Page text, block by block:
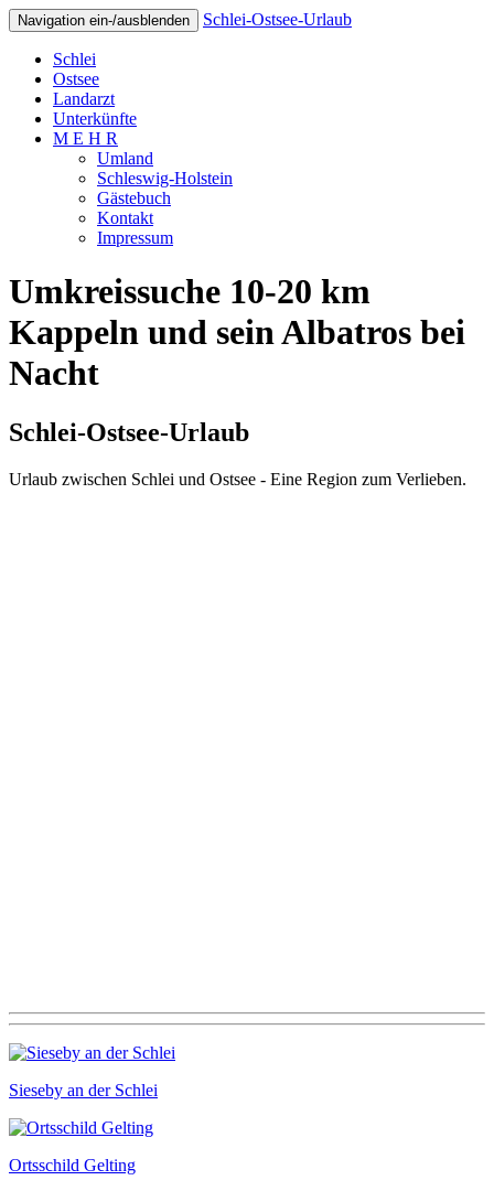
Navigation ein-/ausblenden Schlei-Ostsee-Urlaub
Schlei
Ostsee
Landarzt
Unterkünfte
M E H R
Umland
Schleswig-Holstein
Gästebuch
Kontakt
Impressum
Umkreissuche 10-20 km
Kappeln und sein Albatros bei
Nacht
Schlei-Ostsee-Urlaub
Urlaub zwischen Schlei und Ostsee - Eine Region zum Verlieben.
Sieseby an der Schlei
Ortsschild Gelting